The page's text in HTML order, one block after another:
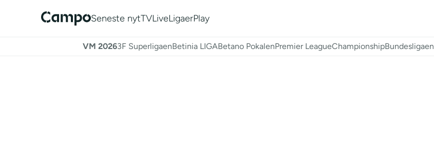
Seneste nytTVLiveLigaerPlay
VM 20263F SuperligaenBetinia LIGABetano PokalenPremier LeagueChampionshipBundesligaen